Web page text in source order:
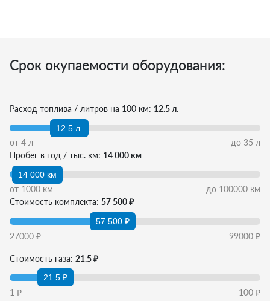
Срок окупаемости оборудования:
Расход топлива / литров на 100 км: 12.5 л.
12.5 л.
от 4 л до 35 л
Пробег в год / тыс. км: 14 000 км
14 000 км
от 1000 км до 100000 км
Стоимость комплекта: 57 500 ₽
57 500 ₽
27000 ₽ 99000 ₽
Стоимость газа: 21.5 ₽
21.5 ₽
1 ₽ 100 ₽